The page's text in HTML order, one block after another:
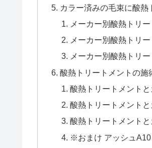
カラー済みの毛束に酸
メーカー別酸熱トリ
メーカー別酸熱トリ
メーカー別酸熱トリ
酸熱トリートメントの施
酸熱トリートメント
酸熱トリートメント
酸熱トリートメント
※おまけ アッシュ